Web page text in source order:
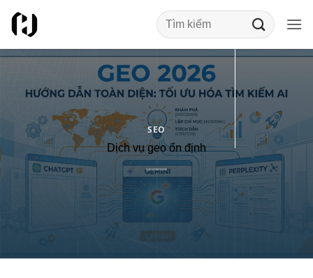
qua
nội
SEO
Dịch vụ geo ổn định